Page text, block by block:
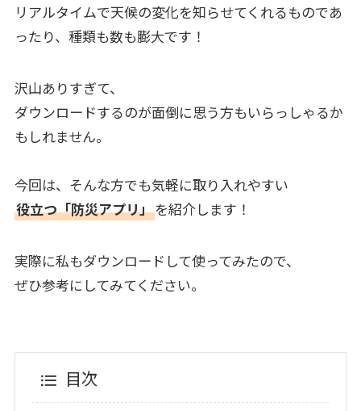
リアルタイムで天候の変化を知らせてくれるものであ
ったり、種類も数も膨大です！
沢山ありすぎて、
ダウンロードするのが面倒に思う方もいらっしゃるか
もしれません。
今回は、そんな方でも気軽に取り入れやすい
役立つ「防災アプリ」を紹介します！
実際に私もダウンロードして使ってみたので、
ぜひ参考にしてみてください。
目次